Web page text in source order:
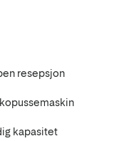
resepsjon
kapasitet